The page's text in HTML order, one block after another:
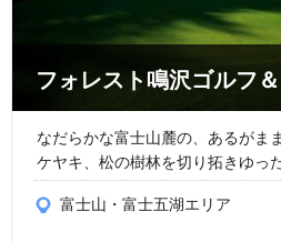
フォレスト鳴沢ゴルフ
なだらかな富士山麓の、あるがま
ケヤキ、松の樹林を切り拓きゆっ
富士山・富士五湖エリア